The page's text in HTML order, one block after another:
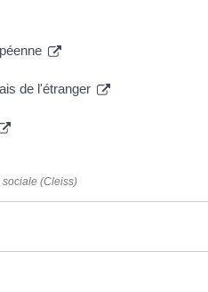
de l'étranger
(Cleiss)